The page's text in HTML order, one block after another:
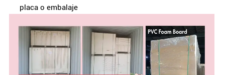
placa o embalaje